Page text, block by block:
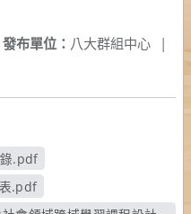
發布單位： 八大群組中心 |
.pdf
.pdf